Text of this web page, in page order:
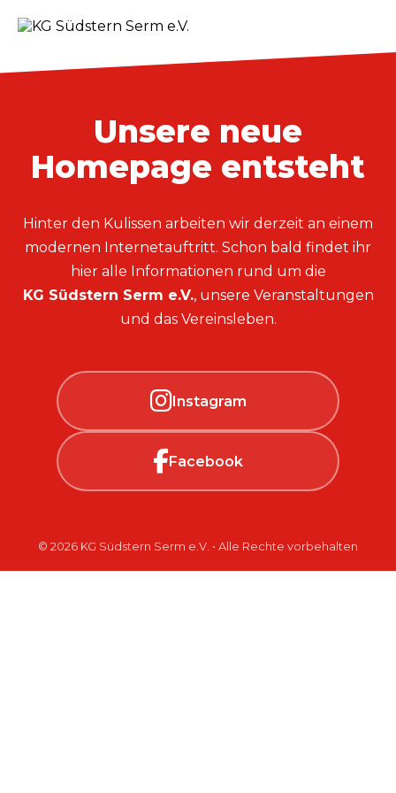
Unsere neue
Homepage entsteht
Hinter den Kulissen arbeiten wir derzeit an einem
modernen Internetauftritt. Schon bald findet ihr
hier alle Informationen rund um die
KG Südstern Serm e.V., unsere Veranstaltungen
und das Vereinsleben.
Instagram
Facebook
© 2026 KG Südstern Serm e.V. • Alle Rechte vorbehalten